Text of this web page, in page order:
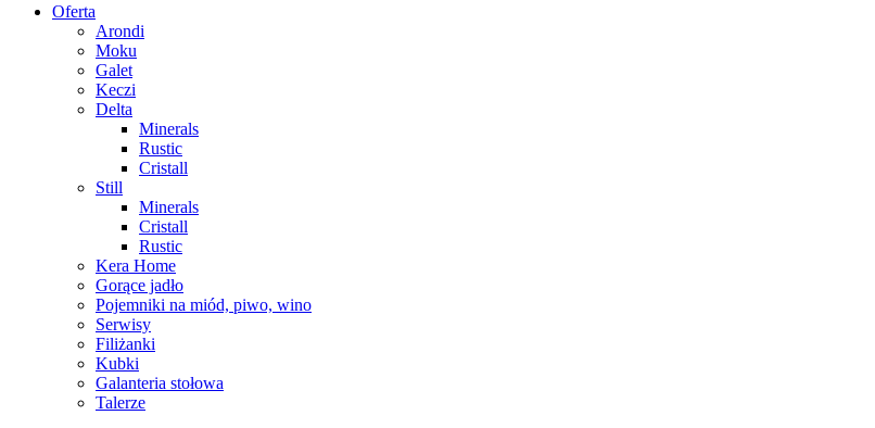
Oferta
Arondi
Moku
Galet
Keczi
Delta
Minerals
Rustic
Cristall
Still
Minerals
Cristall
Rustic
Kera Home
Gorące jadło
Pojemniki na miód, piwo, wino
Serwisy
Filiżanki
Kubki
Galanteria stołowa
Talerze